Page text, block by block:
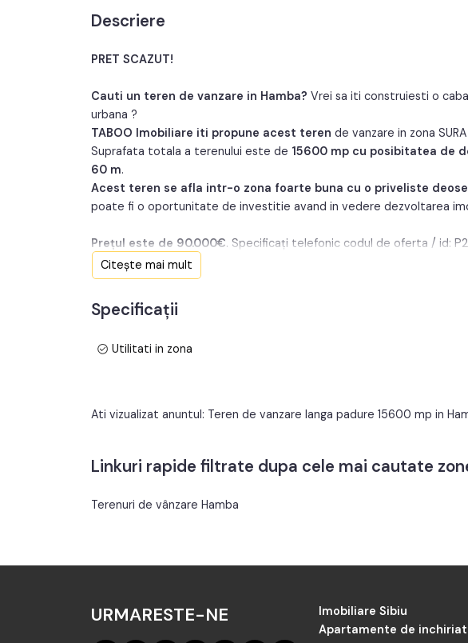
Descriere
PRET SCAZUT!
Cauti un teren de vanzare in Hamba? Vrei sa iti construiesti o
urbana ?
TABOO Imobiliare iti propune acest teren de vanzare in zona SURA
Suprafata totala a terenului este de 15600 mp cu posibitatea de
60 m.
Acest teren se afla intr-o zona foarte buna cu o priveliste
poate fi o oportunitate de investitie avand in vedere dezvoltarea
Prețul este de 90.000€. Specificați telefonic codul de oferta / id:
Citește mai mult
Specificații
Utilitati in zona
Ati vizualizat anuntul: Teren de vanzare langa padure 15600 mp in
Linkuri rapide filtrate dupa cele mai cautate
Terenuri de vânzare Hamba
URMARESTE-NE Imobiliare Sibiu
Apartamente de inchiriat